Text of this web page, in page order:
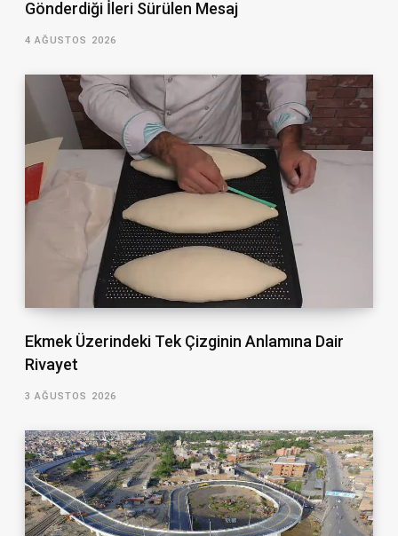
Gönderdiği İleri Sürülen Mesaj
4 AĞUSTOS 2026
Ekmek Üzerindeki Tek Çizginin Anlamına Dair
Rivayet
3 AĞUSTOS 2026